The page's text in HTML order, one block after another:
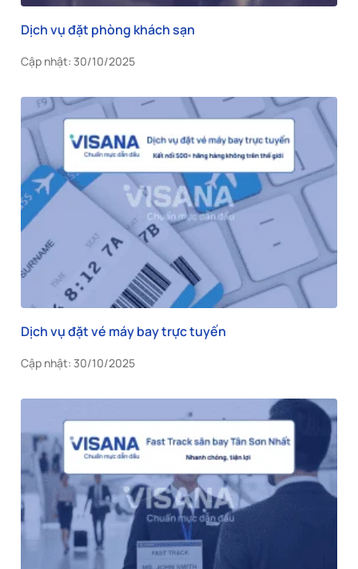
Dịch vụ đặt phòng khách sạn
Cập nhật: 30/10/2025
Dịch vụ đặt vé máy bay trực tuyến
Cập nhật: 30/10/2025